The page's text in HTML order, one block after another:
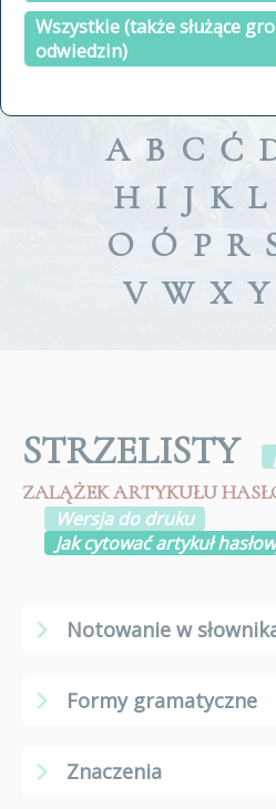
Wszystkie (także służące
odwiedzin)
a fronte
A B C Ć
H I J K L
O Ó P R
V W X Y
STRZELISTY
ZALĄŻEK ARTYKUŁU
Wersja do druku
Jak cytować artykuł
Notowanie w
Formy gramatyczne
Znaczenia